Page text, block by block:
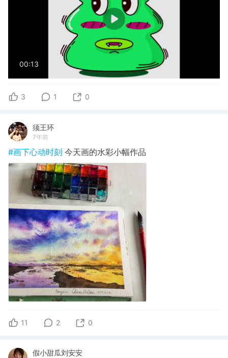
00:13
3 1 0
须王环
7年前
#画下心动时刻 今天画的水彩小幅作品
11 2 0
假小甜瓜刘安安